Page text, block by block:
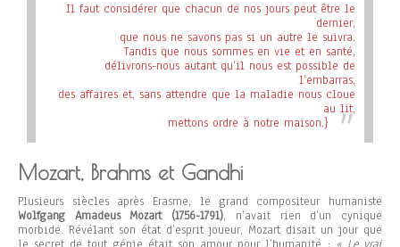
Il faut considérer que chacun de nos jours peut être le
dernier,
que nous ne savons pas si un autre le suivra.
Tandis que nous sommes en vie et en santé,
délivrons-nous autant qu’il nous est possible de
l’embarras,
des affaires et, sans attendre que la maladie nous cloue
au lit,
mettons ordre à notre maison.}
Mozart, Brahms et Gandhi
Plusieurs siècles après Erasme, le grand compositeur humaniste
Wolfgang Amadeus Mozart (1756-1791), n’avait rien d’un cynique
morbide. Révélant son état d’esprit joueur, Mozart disait un jour que